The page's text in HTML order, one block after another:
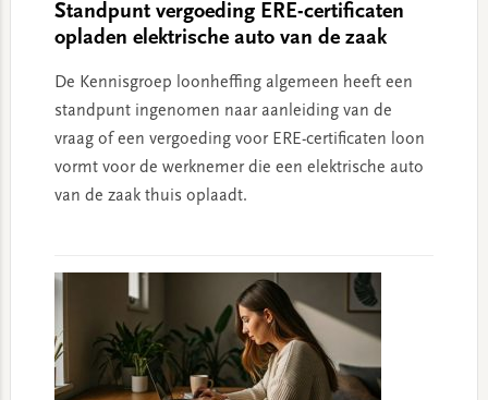
Standpunt vergoeding ERE-certificaten
opladen elektrische auto van de zaak
De Kennisgroep loonheffing algemeen heeft een
standpunt ingenomen naar aanleiding van de
vraag of een vergoeding voor ERE-certificaten loon
vormt voor de werknemer die een elektrische auto
van de zaak thuis oplaadt.